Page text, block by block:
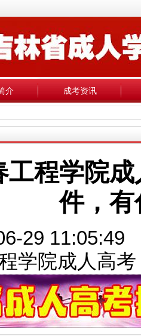
介 成考资讯
工程学院
件，
29
学院成人高